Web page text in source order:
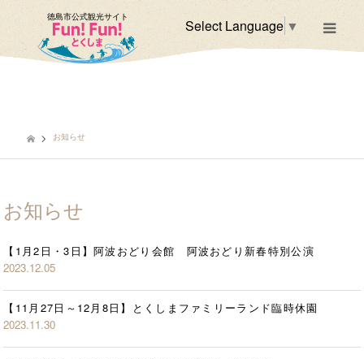
徳島市公式観光サイト Select Language ▼
お知らせ
お知らせ
【1月2日・3日】阿波おどり会館 阿波おどり新春特別公演
2023.12.05
【11月27日～12月8日】とくしまファミリーランド臨時休園
2023.11.30